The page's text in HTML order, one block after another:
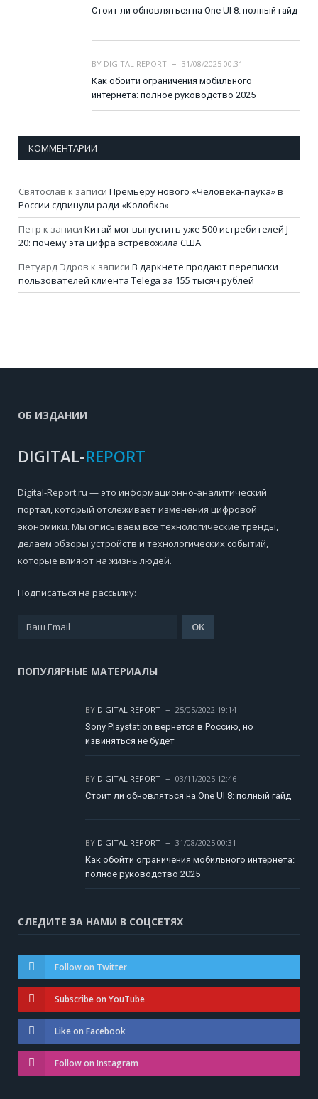
Стоит ли обновляться на One UI 8: полный гайд
BY DIGITAL REPORT
31/08/2025 00:31
Как обойти ограничения мобильного
интернета: полное руководство 2025
КОММЕНТАРИИ
Святослав к записи Премьеру нового «Человека-паука» в
России сдвинули ради «Колобка»
Петр к записи Китай мог выпустить уже 500 истребителей J-
20: почему эта цифра встревожила США
Петуард Эдров к записи В даркнете продают переписки
пользователей клиента Telega за 155 тысяч рублей
ОБ ИЗДАНИИ
DIGITAL-REPORT
Digital-Report.ru — это информационно-аналитический
портал, который отслеживает изменения цифровой
экономики. Мы описываем все технологические тренды,
делаем обзоры устройств и технологических событий,
которые влияют на жизнь людей.
Подписаться на рассылку:
ПОПУЛЯРНЫЕ МАТЕРИАЛЫ
BY DIGITAL REPORT
25/05/2022 19:14
Sony Playstation вернется в Россию, но
извиняться не будет
BY DIGITAL REPORT
03/11/2025 12:46
Стоит ли обновляться на One UI 8: полный гайд
BY DIGITAL REPORT
31/08/2025 00:31
Как обойти ограничения мобильного интернета:
полное руководство 2025
СЛЕДИТЕ ЗА НАМИ В СОЦСЕТЯХ
Follow on Twitter
Subscribe on YouTube
Like on Facebook
Follow on Instagram